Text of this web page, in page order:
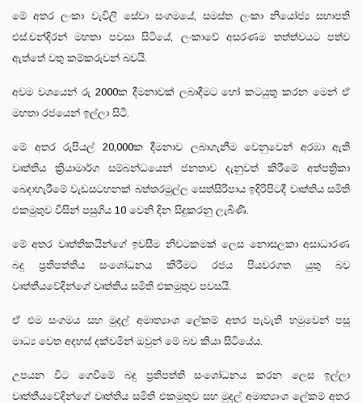
මේ අතර ලංකා වැවිලි සේවා සංගමයේ, සමස්ත ලංකා නියෝජ්‍ය සභාපති
එස්.චන්දිරන් මහතා පවසා සිටියේ, ලංකාවේ අසරණම තත්ත්වයට පත්ව
ඇත්තේ වතු කම්කරුවන් බවයි.
අවම වශයෙන් රු 2000ක දීමනාවක් ලබාදීමට හෝ කටයුතු කරන මෙන් ඒ
මහතා රජයෙන් ඉල්ලා සිටී.
මේ අතර රුපියල් 20,000ක දීමනාව ලබාගැනීම වෙනුවෙන් අරඹා ඇති
වෘත්තිය ක්‍රියාමාර්ග සම්බන්ධයෙන් ජනතාව දැනුවත් කිරීමේ අත්පත්‍රිකා
බෙදාහැරීමේ වැඩසටහනක් බත්තරමුල්ල සෙත්සිරිපාය ඉදිරිපිටදී වෘත්තිය සමිති
එකමුතුව විසින් පසුගිය 10 වෙනි දින සිදුකරනු ලැබිණි.
මේ අතර වෘත්තිකයින්ගේ ඉවසීම නිවටකමක් ලෙස නොසලකා අසාධාරණ
බදු ප්‍රතිපත්තිය සංශෝධනය කිරීමට රජය පියවරගත යුතු බව
වෘත්තීයවේදින්ගේ වෘත්තිය සමිති එකමුතුව පවසයි.
ඒ එම සංගමය සහ මුදල් අමාත්‍යාංශ ලේකම් අතර පැවැති හමුවෙන් පසු
මාධ්‍ය වෙත අදහස් දක්වමින් ඔවුන් මේ බව කියා සිටියේය.
උපයන විට ගෙවීමේ බදු ප්‍රතිපත්ති සංශෝධනය කරන ලෙස ඉල්ලා
වෘත්තීයවේදින්ගේ වෘත්තිය සමිති එකමුතුව සහ මුදල් අමාත්‍යාංශ ලේකම් අතර